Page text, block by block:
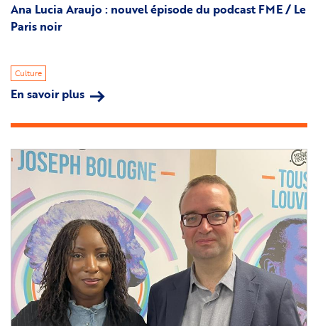
Ana Lucia Araujo : nouvel épisode du podcast FME / Le
Paris noir
Culture
En savoir plus sur
Lucia
Araujo
:
nouvel
épisode
du
podcast
FME
/
Le
Paris
noir